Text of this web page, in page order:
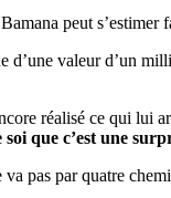
peut
d’une valeur d’un
réalisé ce qui lui
que c’est une
pas par quatre